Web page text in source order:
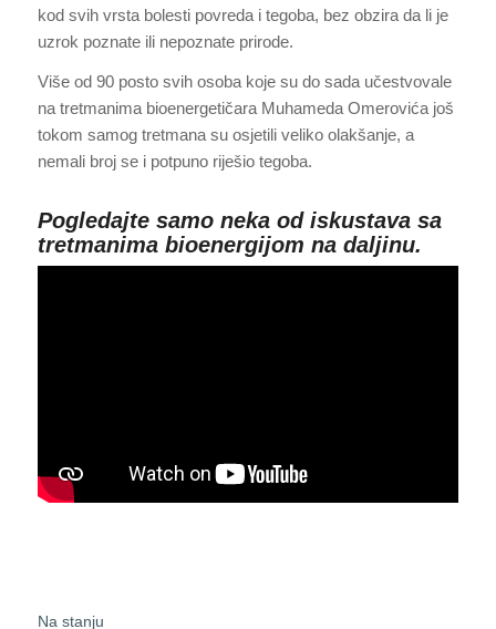
kod svih vrsta bolesti povreda i tegoba, bez obzira da li je
uzrok poznate ili nepoznate prirode.
Više od 90 posto svih osoba koje su do sada učestvovale
na tretmanima bioenergetičara Muhameda Omerovića još
tokom samog tretmana su osjetili veliko olakšanje, a
nemali broj se i potpuno riješio tegoba.
Pogledajte samo neka od iskustava sa
tretmanima bioenergijom na daljinu.
Na stanju